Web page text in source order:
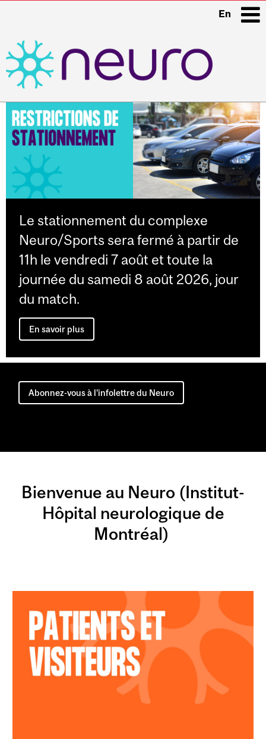
En
Main
navigation
Le stationnement du complexe
Neuro/Sports sera fermé à partir de
11h le vendredi 7 août et toute la
journée du samedi 8 août 2026, jour
du match.
En savoir plus
Abonnez-vous à l'infolettre du Neuro
Bienvenue au Neuro (Institut-
Hôpital neurologique de
Montréal)